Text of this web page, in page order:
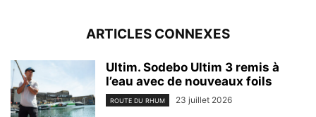
ARTICLES CONNEXES
Ultim. Sodebo Ultim 3 remis à
l’eau avec de nouveaux foils
ROUTE DU RHUM 23 juillet 2026